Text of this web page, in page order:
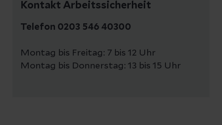
Kontakt Arbeitssicherheit
Telefon 0203 546 40300
Montag bis Freitag: 7 bis 12 Uhr
Montag bis Donnerstag: 13 bis 15 Uhr